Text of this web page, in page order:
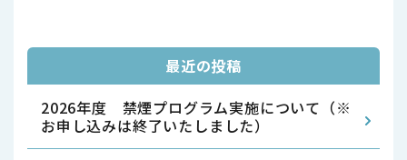
最近の投稿
2026年度 禁煙プログラム実施について（※
お申し込みは終了いたしました）